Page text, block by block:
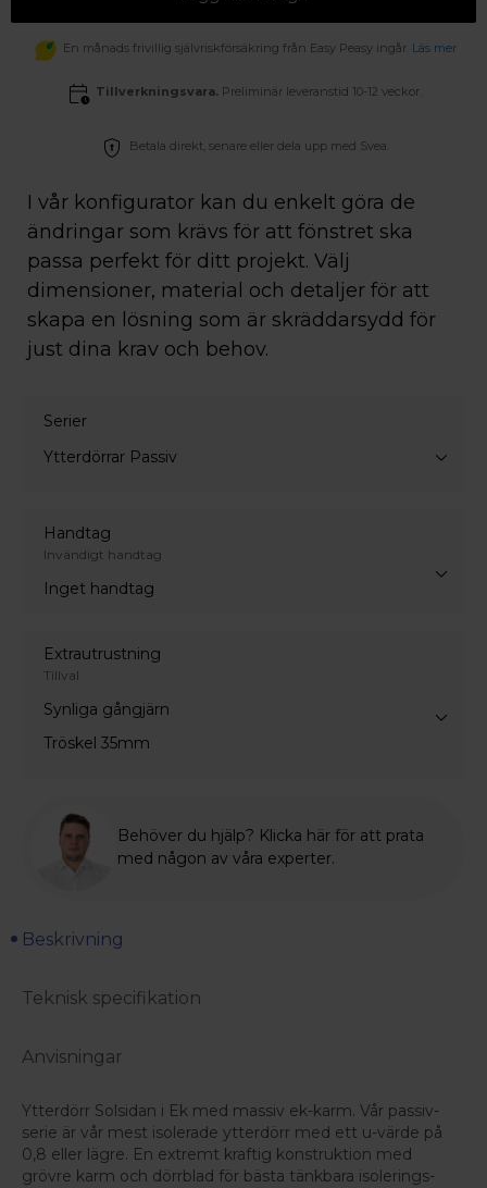
En månads frivillig självriskförsäkring från Easy Peasy ingår. Läs mer
Tillverkningsvara. Preliminär leveranstid 10-12 veckor.
Betala direkt, senare eller dela upp med Svea.
I vår konfigurator kan du enkelt göra de
ändringar som krävs för att fönstret ska
passa perfekt för ditt projekt. Välj
dimensioner, material och detaljer för att
skapa en lösning som är skräddarsydd för
just dina krav och behov.
Serier
Ytterdörrar Passiv
Handtag
Invändigt handtag
Inget handtag
Extrautrustning
Tillval
Synliga gångjärn
Tröskel 35mm
Behöver du hjälp? Klicka här för att prata
med någon av våra experter.
Beskrivning
Teknisk specifikation
Anvisningar
Ytterdörr Solsidan i Ek med massiv ek-karm. Vår passiv-
serie är vår mest isolerade ytterdörr med ett u-värde på
0,8 eller lägre. En extremt kraftig konstruktion med
grövre karm och dörrblad för bästa tänkbara isolerings-